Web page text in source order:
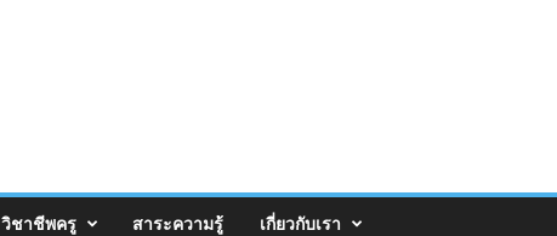
วิชาชีพครู สาระความรู้ เกี่ยวกับเรา